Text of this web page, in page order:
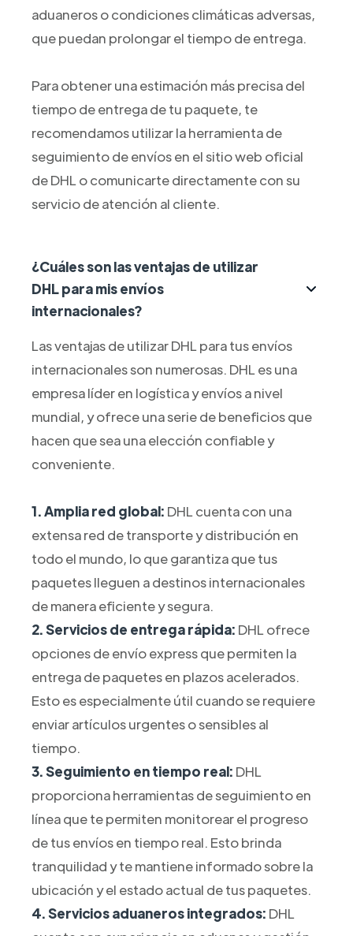
aduaneros o condiciones climáticas adversas,
que puedan prolongar el tiempo de entrega.
Para obtener una estimación más precisa del
tiempo de entrega de tu paquete, te
recomendamos utilizar la herramienta de
seguimiento de envíos en el sitio web oficial
de DHL o comunicarte directamente con su
servicio de atención al cliente.
¿Cuáles son las ventajas de utilizar
DHL para mis envíos
internacionales?
Las ventajas de utilizar DHL para tus envíos
internacionales son numerosas. DHL es una
empresa líder en logística y envíos a nivel
mundial, y ofrece una serie de beneficios que
hacen que sea una elección confiable y
conveniente.
1. Amplia red global: DHL cuenta con una
extensa red de transporte y distribución en
todo el mundo, lo que garantiza que tus
paquetes lleguen a destinos internacionales
de manera eficiente y segura.
2. Servicios de entrega rápida: DHL ofrece
opciones de envío express que permiten la
entrega de paquetes en plazos acelerados.
Esto es especialmente útil cuando se requiere
enviar artículos urgentes o sensibles al
tiempo.
3. Seguimiento en tiempo real: DHL
proporciona herramientas de seguimiento en
línea que te permiten monitorear el progreso
de tus envíos en tiempo real. Esto brinda
tranquilidad y te mantiene informado sobre la
ubicación y el estado actual de tus paquetes.
4. Servicios aduaneros integrados: DHL